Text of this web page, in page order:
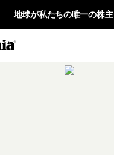
地球が私たちの唯一の株主